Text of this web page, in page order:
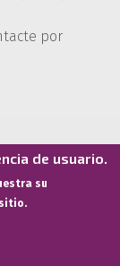
por
de usuario.
su